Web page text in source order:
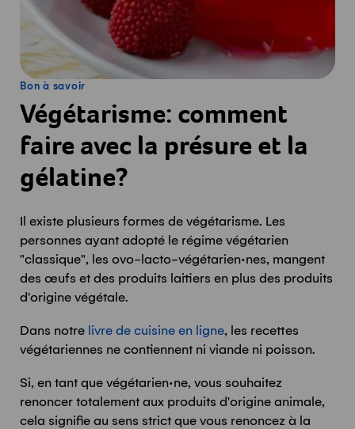
Bon à savoir
Végétarisme: comment
faire avec la présure et la
gélatine?
Il existe plusieurs formes de végétarisme. Les
personnes ayant adopté le régime végétarien
"classique", les ovo-lacto-végétarien·nes, mangent
des œufs et des produits laitiers en plus des produits
d'origine végétale.
Dans notre livre de cuisine en ligne, les recettes
végétariennes ne contiennent ni viande ni poisson.
Si, en tant que végétarien·ne, vous souhaitez
renoncer totalement aux produits d'origine animale,
cela signifie au sens strict que vous renoncez à la